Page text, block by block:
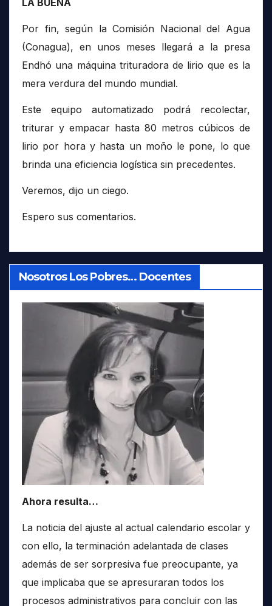
LA BUENA
Por fin, según la Comisión Nacional del Agua
(Conagua), en unos meses llegará a la presa
Endhó una máquina trituradora de lirio que es la
mera verdura del mundo mundial.
Este equipo automatizado podrá recolectar,
triturar y empacar hasta 80 metros cúbicos de
lirio por hora y hasta un moño le pone, lo que
brinda una eficiencia logística sin precedentes.
Veremos, dijo un ciego.
Espero sus comentarios.
Nosotros Los Pobres… Docentes
Ahora resulta…
La noticia del ajuste al actual calendario escolar y
con ello, la terminación adelantada de clases
además de ser sorpresiva fue preocupante, ya
que implicaba que se apresuraran todos los
procesos administrativos para concluir con las